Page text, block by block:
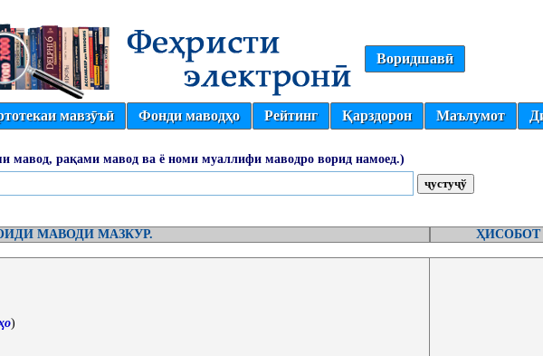
Воридшавӣ
мавзӯъӣ Фонди маводҳо Рейтинг Қарздорон Маълумот
мавод, рақами мавод ва ё номи муаллифи маводро ворид намоед.)
МАВОДИ МАЗКУР. ҲИСОБОТ
)